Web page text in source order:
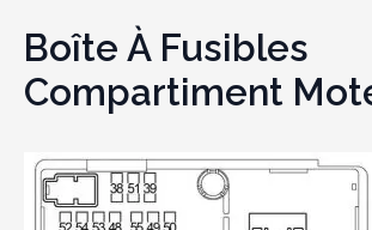
Boîte À Fusibles
Compartiment